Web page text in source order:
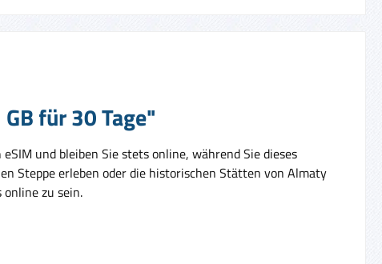
für 30 Tage"
und bleiben Sie stets online, während Sie dieses
Steppe erleben oder die historischen Stätten von Almaty
zu sein.